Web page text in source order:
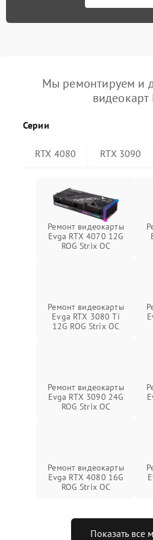
Мы ремонтируем и
видеокарт
Серии
RTX 4080 RTX 3090
Ремонт видеокарты
Evga RTX 4070 12G
ROG Strix OC
Ремонт видеокарты
Evga RTX 3080 Ti
12G ROG Strix OC
Ремонт видеокарты
Evga RTX 3090 24G
ROG Strix OC
Ремонт видеокарты
Evga RTX 4080 16G
ROG Strix OC
Показать все